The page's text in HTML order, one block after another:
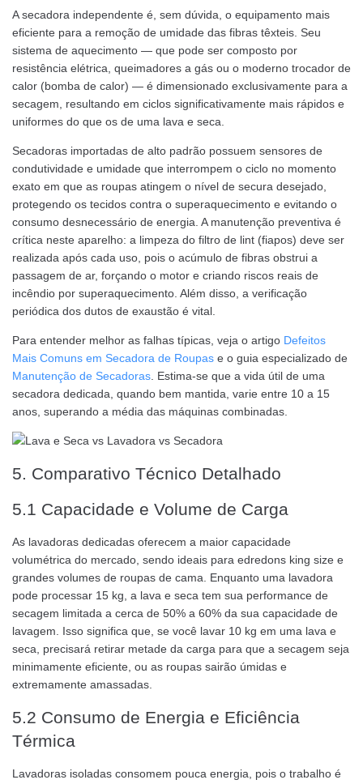
A secadora independente é, sem dúvida, o equipamento mais
eficiente para a remoção de umidade das fibras têxteis. Seu
sistema de aquecimento — que pode ser composto por
resistência elétrica, queimadores a gás ou o moderno trocador de
calor (bomba de calor) — é dimensionado exclusivamente para a
secagem, resultando em ciclos significativamente mais rápidos e
uniformes do que os de uma lava e seca.
Secadoras importadas de alto padrão possuem sensores de
condutividade e umidade que interrompem o ciclo no momento
exato em que as roupas atingem o nível de secura desejado,
protegendo os tecidos contra o superaquecimento e evitando o
consumo desnecessário de energia. A manutenção preventiva é
crítica neste aparelho: a limpeza do filtro de lint (fiapos) deve ser
realizada após cada uso, pois o acúmulo de fibras obstrui a
passagem de ar, forçando o motor e criando riscos reais de
incêndio por superaquecimento. Além disso, a verificação
periódica dos dutos de exaustão é vital.
Para entender melhor as falhas típicas, veja o artigo Defeitos
Mais Comuns em Secadora de Roupas e o guia especializado de
Manutenção de Secadoras. Estima-se que a vida útil de uma
secadora dedicada, quando bem mantida, varie entre 10 a 15
anos, superando a média das máquinas combinadas.
5. Comparativo Técnico Detalhado
5.1 Capacidade e Volume de Carga
As lavadoras dedicadas oferecem a maior capacidade
volumétrica do mercado, sendo ideais para edredons king size e
grandes volumes de roupas de cama. Enquanto uma lavadora
pode processar 15 kg, a lava e seca tem sua performance de
secagem limitada a cerca de 50% a 60% da sua capacidade de
lavagem. Isso significa que, se você lavar 10 kg em uma lava e
seca, precisará retirar metade da carga para que a secagem seja
minimamente eficiente, ou as roupas sairão úmidas e
extremamente amassadas.
5.2 Consumo de Energia e Eficiência
Térmica
Lavadoras isoladas consomem pouca energia, pois o trabalho é